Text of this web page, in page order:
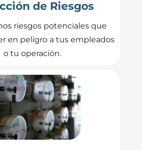
de Riesgos
riesgos potenciales que
en peligro a tus empleados
o tu operación.